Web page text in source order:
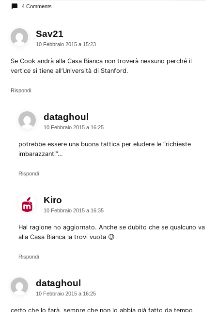
4 Comments
Sav21
10 Febbraio 2015 a 15:23
Se Cook andrà alla Casa Bianca non troverà nessuno perché il
vertice si tiene all’Università di Stanford.
Rispondi
dataghoul
10 Febbraio 2015 a 16:25
potrebbe essere una buona tattica per eludere le “richieste
imbarazzanti”…
Rispondi
Kiro
10 Febbraio 2015 a 16:35
Hai ragione ho aggiornato. Anche se dubito che se qualcuno va
alla Casa Bianca la trovi vuota 😉
Rispondi
dataghoul
10 Febbraio 2015 a 16:25
certo che lo farà, sempre che non lo abbia già fatto da tempo